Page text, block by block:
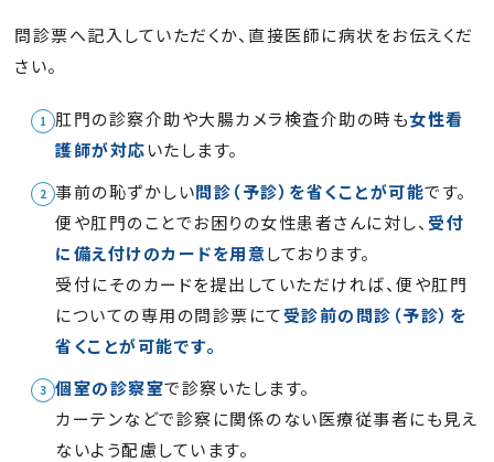
問診票へ記入していただくか、直接医師に病状をお伝えくだ
さい。
肛門の診察介助や大腸カメラ検査介助の時も女性看
護師が対応いたします。
事前の恥ずかしい問診（予診）を省くことが可能です。
便や肛門のことでお困りの女性患者さんに対し、 受付
に備え付けのカードを用意しております。
受付にそのカードを提出していただければ、便や肛門
についての専用の問診票にて受診前の問診（予診）を
省くことが可能です。
個室の診察室で診察いたします。
カーテンなどで診察に関係のない医療従事者にも見え
ないよう配慮しています。